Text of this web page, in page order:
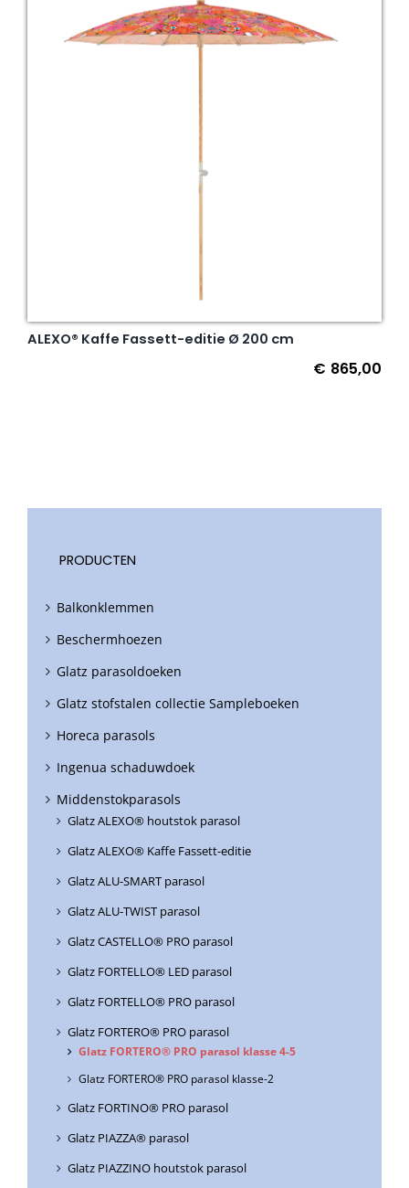
ALEXO® Kaffe Fassett-editie Ø 200 cm
€ 865,00
PRODUCTEN
Balkonklemmen
Beschermhoezen
Glatz parasoldoeken
Glatz stofstalen collectie Sampleboeken
Horeca parasols
Ingenua schaduwdoek
Middenstokparasols
Glatz ALEXO® houtstok parasol
Glatz ALEXO® Kaffe Fassett-editie
Glatz ALU-SMART parasol
Glatz ALU-TWIST parasol
Glatz CASTELLO® PRO parasol
Glatz FORTELLO® LED parasol
Glatz FORTELLO® PRO parasol
Glatz FORTERO® PRO parasol
Glatz FORTERO® PRO parasol klasse 4-5
Glatz FORTERO® PRO parasol klasse-2
Glatz FORTINO® PRO parasol
Glatz PIAZZA® parasol
Glatz PIAZZINO houtstok parasol